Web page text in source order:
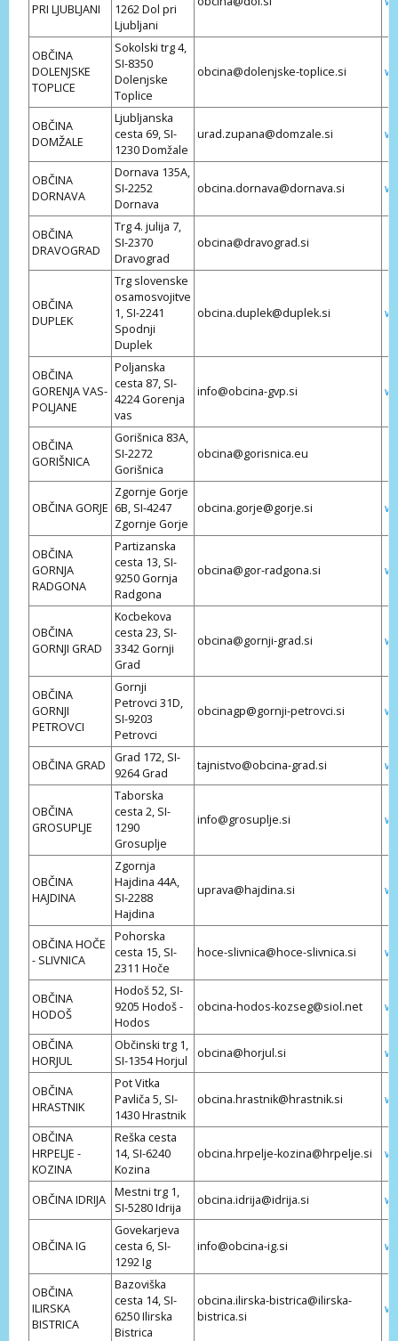
PRI LJUBLJANI
1262 Dol pri
Ljubljani
OBČINA
DOLENJSKE
TOPLICE
Sokolski trg 4,
SI-8350
Dolenjske
Toplice
obcina@dolenjske-toplice.si
OBČINA
DOMŽALE
Ljubljanska
cesta 69, SI-
1230 Domžale
urad.zupana@domzale.si
OBČINA
DORNAVA
Dornava 135A,
SI-2252
Dornava
obcina.dornava@dornava.si
OBČINA
DRAVOGRAD
Trg 4. julija 7,
SI-2370
Dravograd
obcina@dravograd.si
OBČINA
DUPLEK
Trg slovenske
osamosvojitve
1, SI-2241
Spodnji
Duplek
obcina.duplek@duplek.si
OBČINA
GORENJA VAS-
POLJANE
Poljanska
cesta 87, SI-
4224 Gorenja
vas
info@obcina-gvp.si
OBČINA
GORIŠNICA
Gorišnica 83A,
SI-2272
Gorišnica
obcina@gorisnica.eu
OBČINA GORJE
Zgornje Gorje
6B, SI-4247
Zgornje Gorje
obcina.gorje@gorje.si
OBČINA
GORNJA
RADGONA
Partizanska
cesta 13, SI-
9250 Gornja
Radgona
obcina@gor-radgona.si
OBČINA
GORNJI GRAD
Kocbekova
cesta 23, SI-
3342 Gornji
Grad
obcina@gornji-grad.si
OBČINA
GORNJI
PETROVCI
Gornji
Petrovci 31D,
SI-9203
Petrovci
obcinagp@gornji-petrovci.si
OBČINA GRAD
Grad 172, SI-
9264 Grad
tajnistvo@obcina-grad.si
OBČINA
GROSUPLJE
Taborska
cesta 2, SI-
1290
Grosuplje
info@grosuplje.si
OBČINA
HAJDINA
Zgornja
Hajdina 44A,
SI-2288
Hajdina
uprava@hajdina.si
OBČINA HOČE
- SLIVNICA
Pohorska
cesta 15, SI-
2311 Hoče
hoce-slivnica@hoce-slivnica.si
OBČINA
HODOŠ
Hodoš 52, SI-
9205 Hodoš -
Hodos
obcina-hodos-kozseg@siol.net
OBČINA
HORJUL
Občinski trg 1,
SI-1354 Horjul
obcina@horjul.si
OBČINA
HRASTNIK
Pot Vitka
Pavliča 5, SI-
1430 Hrastnik
obcina.hrastnik@hrastnik.si
OBČINA
HRPELJE -
KOZINA
Reška cesta
14, SI-6240
Kozina
obcina.hrpelje-kozina@hrpelje.si
OBČINA IDRIJA
Mestni trg 1,
SI-5280 Idrija
obcina.idrija@idrija.si
OBČINA IG
Govekarjeva
cesta 6, SI-
1292 Ig
info@obcina-ig.si
OBČINA
ILIRSKA
BISTRICA
Bazoviška
cesta 14, SI-
6250 Ilirska
Bistrica
obcina.ilirska-bistrica@ilirska-
bistrica.si